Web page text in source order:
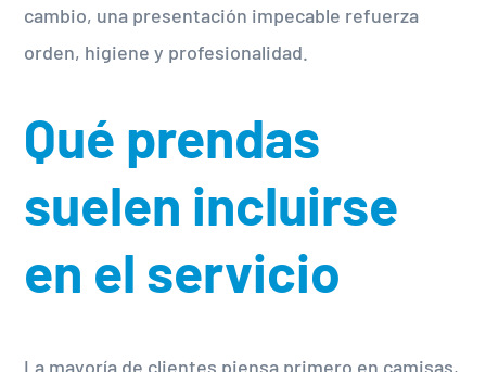
cambio, una presentación impecable refuerza
orden, higiene y profesionalidad.
Qué prendas
suelen incluirse
en el servicio
La mayoría de clientes piensa primero en camisas,